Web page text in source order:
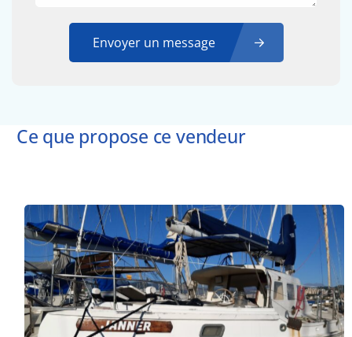
Envoyer un message
Ce que propose ce vendeur